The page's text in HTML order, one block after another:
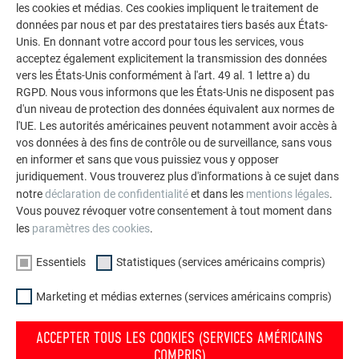
LAISSEZ-VOUS INSPIRER
La galerie de références PREFA démontre la
polyvalence de l’aluminium. Découvrez d’autres projets
impressionnants avec les solutions en aluminium
durables de PREFA pour toitures, systèmes solaires et
façades.
VOIR DAVANTAGE DE RÉFÉRENCES
les cookies et médias. Ces cookies impliquent le traitement de
données par nous et par des prestataires tiers basés aux États-
Unis. En donnant votre accord pour tous les services, vous
acceptez également explicitement la transmission des données
vers les États-Unis conformément à l'art. 49 al. 1 lettre a) du
RGPD. Nous vous informons que les États-Unis ne disposent pas
d'un niveau de protection des données équivalent aux normes de
l'UE. Les autorités américaines peuvent notamment avoir accès à
vos données à des fins de contrôle ou de surveillance, sans vous
en informer et sans que vous puissiez vous y opposer
juridiquement. Vous trouverez plus d'informations à ce sujet dans
notredéclaration de confidentialitéet dans les mentions légales.
Vous pouvez révoquer votre consentement à tout moment dans
les paramètres des cookies.
Essentiels Statistiques (services américains compris)
Marketing et médias externes (services américains compris)
ACCEPTER TOUS LES COOKIES (SERVICES AMÉRICAINS